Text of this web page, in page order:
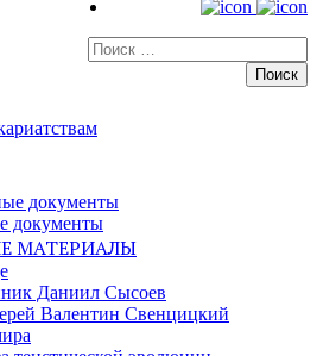
Искать:
документы
документы
МАТЕРИАЛЫ
Даниил Сысоев
Валентин Свенцицкий